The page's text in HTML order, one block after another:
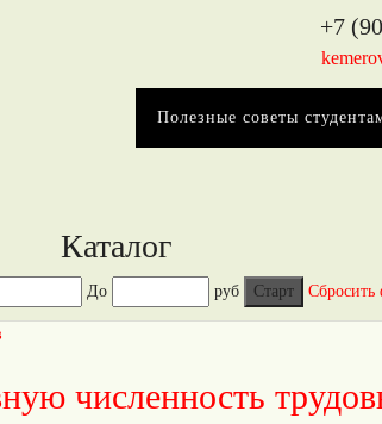
+7
Полезные советы
Каталог
До руб Сбросить
численность